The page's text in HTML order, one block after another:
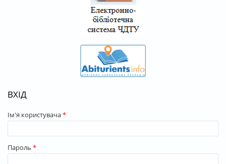
ВХІД
Ім'я користувача*
Пароль *